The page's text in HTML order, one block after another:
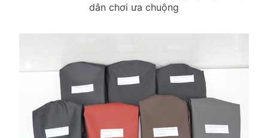
dân chơi ưa chuộng